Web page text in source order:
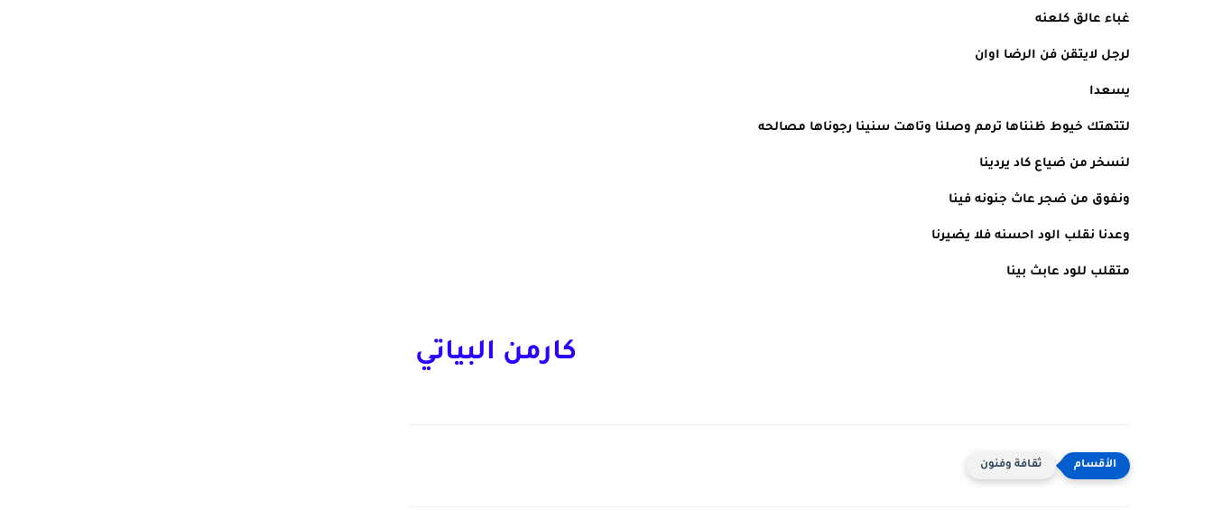
غباء عالق كلعنه
لرجل لايتقن فن الرضا اوان
يسعدا
لتتهتك خيوط ظنناها ترمم وصلنا وتاهت سنينا رجوناها مصالحه
لنسخر من ضياع كاد يردينا
ونفوق من ضجر عاث جنونه فينا
وعدنا نقلب الود احسنه فلا يضيرنا
متقلب للود عابث بينا
كارمن البياتي
ثقافة وفنون